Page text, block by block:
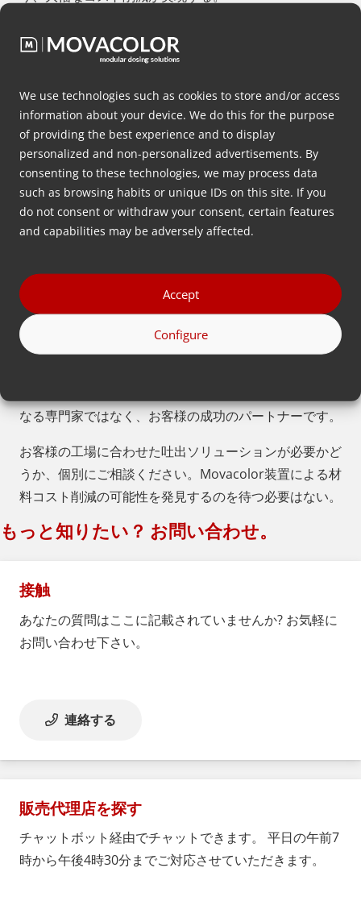
We use technologies such as cookies to store and/or access
information about your device. We do this for the purpose
of providing the best experience and to display
personalized and non-personalized advertisements. By
consenting to these technologies, we may process data
such as browsing habits or unique IDs on this site. If you
do not consent or withdraw your consent, certain features
and capabilities may be adversely affected.
Accept
Configure
ステッピングモーターによる投薬技術
0.1～200rpmの範囲で速度調整可能なステッピングモ
ーターを開発した。このモーターで吐出シリンダーを駆
動し、迅速な調整を可能にしている。
ネックピースとインサートによるドー
ジング技術
る。当社のエンジニアは、粉体、マスターバッチ、リグ
ラインドを含む複数の材料に対応し、正確なインライン
ドージングを保証するために、様々な用途向けに様々な
インサートを製作してきた。
なる専門家ではなく、お客様の成功のパートナーです。
お客様の工場に合わせた吐出ソリューションが必要かど
うか、個別にご相談ください。Movacolor装置による材
料コスト削減の可能性を発見するのを待つ必要はない。
もっと知りたい？ お問い合わせ。
接触
あなたの質問はここに記載されていませんか? お気軽に
お問い合わせ下さい。
連絡する
販売代理店を探す
チャットボット経由でチャットできます。 平日の午前7
時から午後4時30分までご対応させていただきます。